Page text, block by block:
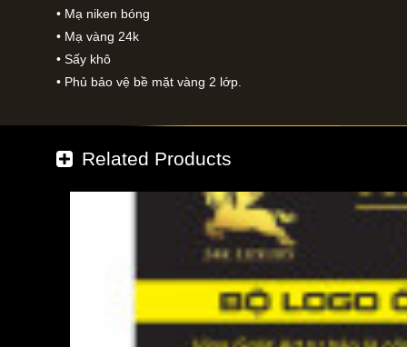
• Mạ niken bóng
• Mạ vàng 24k
• Sấy khô
• Phủ bảo vệ bề mặt vàng 2 lớp.
Related Products